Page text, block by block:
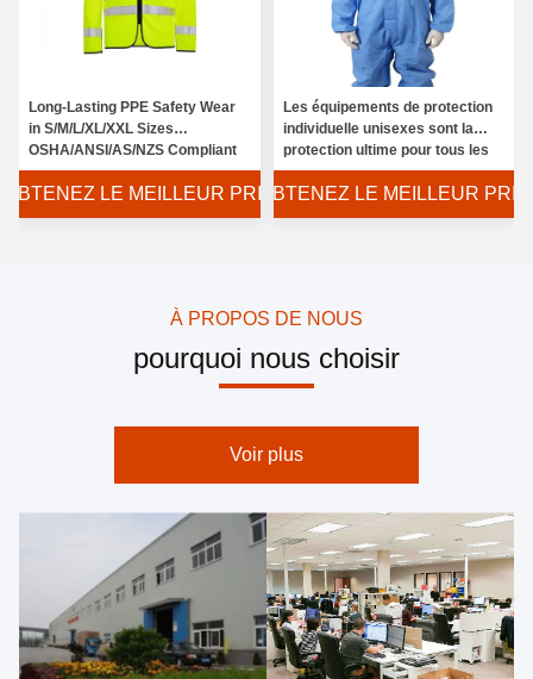
Long-Lasting PPE Safety Wear
in S/M/L/XL/XXL Sizes
OSHA/ANSI/AS/NZS Compliant
OBTENEZ LE MEILLEUR PRIX
Les équipements de protection
individuelle unisexes sont la
protection ultime pour tous les
sexes
OBTENEZ LE MEILLEUR PRIX
À PROPOS DE NOUS
pourquoi nous choisir
Voir plus